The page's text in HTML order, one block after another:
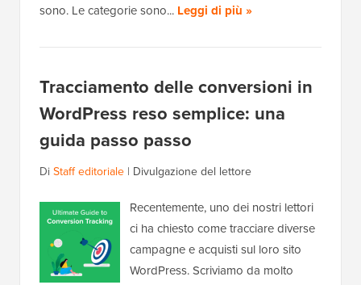
sono. Le categorie sono... Leggi di più »
Tracciamento delle conversioni in
WordPress reso semplice: una
guida passo passo
DiStaff editoriale | Divulgazione del lettore
Recentemente, uno dei nostri lettori
ci ha chiesto come tracciare diverse
campagne e acquisti sul loro sito
WordPress. Scriviamo da molto